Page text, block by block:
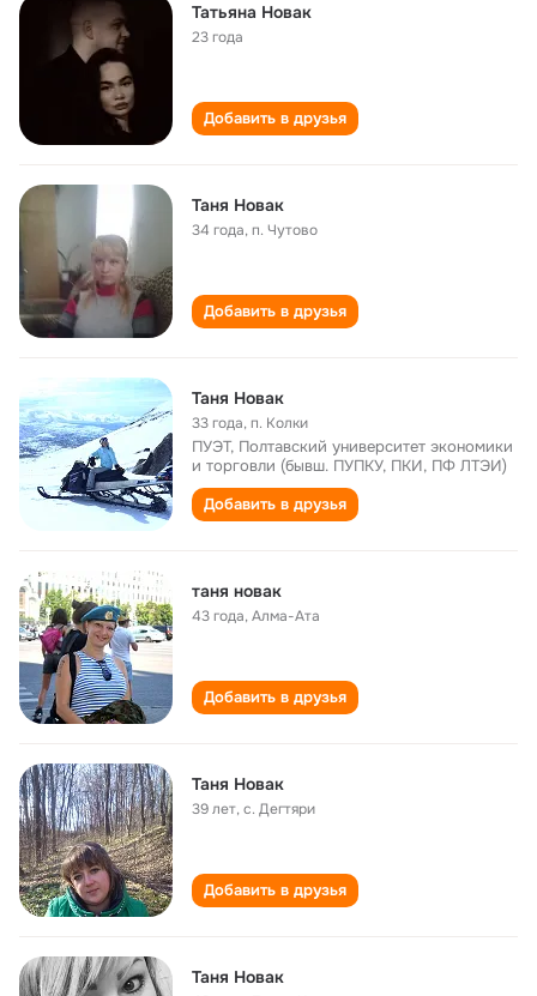
Татьяна Новак
23 года
Добавить в друзья
Таня Новак
34 года,п. Чутово
Добавить в друзья
Таня Новак
33 года,п. Колки
ПУЭТ, Полтавский университет экономики
и торговли (бывш. ПУПКУ, ПКИ, ПФ ЛТЭИ)
Добавить в друзья
таня новак
43 года,Алма-Ата
Добавить в друзья
Таня Новак
39 лет,с. Дегтяри
Добавить в друзья
Таня Новак